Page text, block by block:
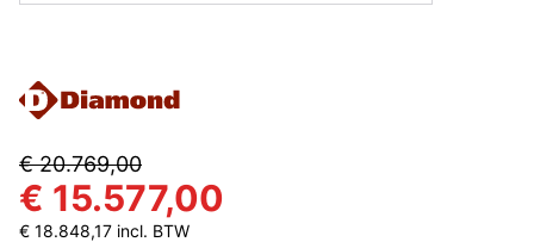
€ 20.769,00
€ 15.577,00
€ 18.848,17 incl. BTW